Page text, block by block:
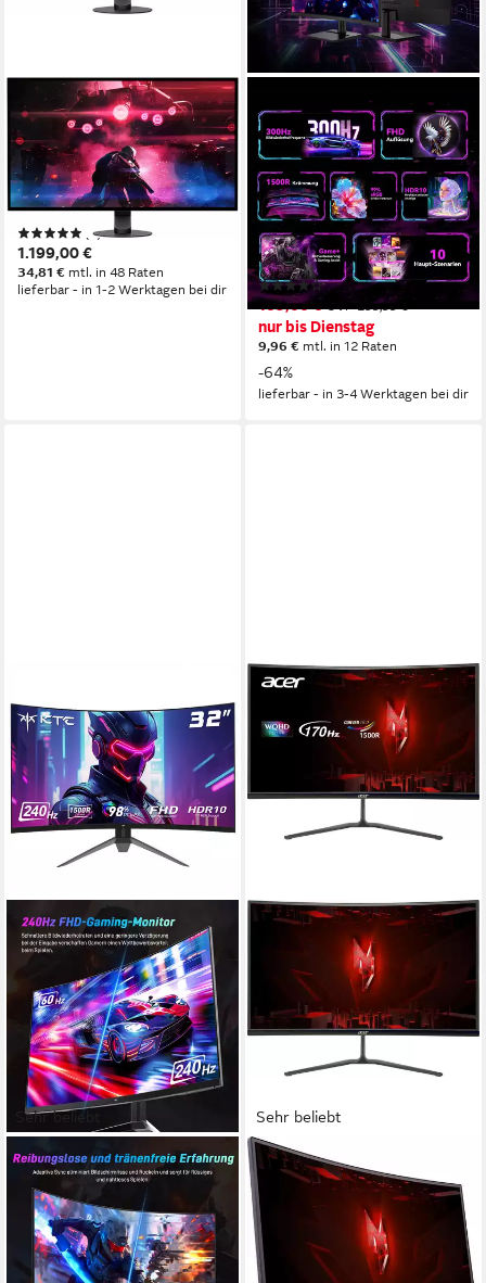
SONY
SDM-27Q10S OLED-Monitor
67 cm/ 27 Zoll Diagonale
2560 x 1440 px, QHD Auflösung
0,03 ms Reaktionszeit
Produktdatenblatt
(1)
1.199,00 €
34,81 € mtl. in 48 Raten
lieferbar - in 1-2 Werktagen bei dir
C27A1H R1500 16:9 Fast VA
FHD 300Hz Curved-Gaming-
Monitor
1920x1080 px, FHD
Auflösung
1 ms
Reaktionszeit
300 Hz Bildwiederholfrequenz
Produktdatenblatt
(5)
109,00 € UVP299,99 €
nur bis Dienstag
9,96 € mtl. in 12 Raten
-64%
lieferbar - in 3-4 Werktagen bei dir
Sehr beliebt
KTC
H32S17F Curved-Gaming-
Monitor
81,3 cm/ 32 Zoll Diagonale
1920x1080 px, HVA Auflösung
240 Hz Bildwiederholfrequenz
Sehr beliebt
ACER
Nitro ED270U P2 Curved-
Gaming-LED-Monitor
69 cm/ 27 Zoll
Diagonale
2560 x 1440 px, WQHD
Auflösung
1 ms
Reaktionszeit